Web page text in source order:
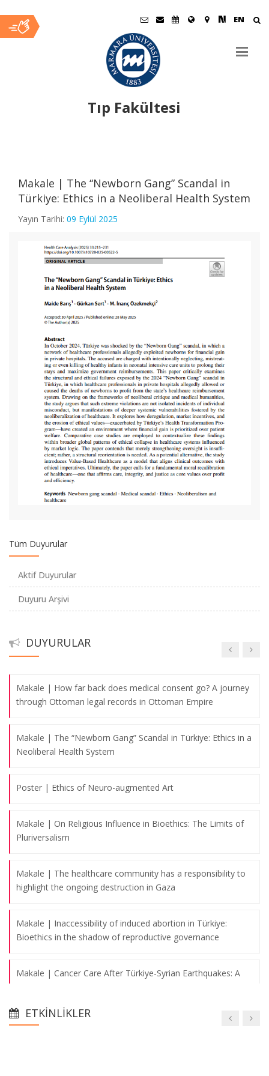
EN
Tıp Fakültesi
İçerikMakale | The “Newborn Gang” Scandal in
Türkiye: Ethics in a Neoliberal Health System
Yayın Tarihi: 09 Eylül 2025
Tüm Duyurular
Aktif Duyurular
Duyuru Arşivi
DUYURULAR
Doç. Dr. Gürkan Sert, Pembe İzler Kadın Kanserleri
Derneği'nin organize ettiği BREASTANBUL 2022 etkinliğine
"Türkiye’de kanserle yaşayan bireyler ve Covid-19 Pandemisi
araştırması" başlıklı konuşması ile katıldı
Doç. Dr. Gürkan Sert MEMEDER'in düzenlediği "Pembe
Festival 2022" de "Hasta Hakları" oturumuna konuşmacı
olarak katıldı
"Introduction to History of Medicine" dersi ile eğitim öğretim
yılına başladık
Anabilim Dalı Başkanımız Doç. Dr. Gürkan Sert'in "Çocuk
Göğüs Hastalıkları 6. Kongresi"nin "Çocuk Göğüs
Hastalıklarında Eğitimin Standardizasyonu, Özlük Haklarımız
Anabilim Dalı Başkanımız Doç. Dr. Gürkan Sert ve Anabilim
Dalı Eski Başkanımız Prof. Dr. Şefik Görkey tarafından kaleme
alınan, Wolters Kluwer yayın evi bünyesinde basılan "Medical
Law in Turkey" isimli kitabın 4. baskısı yayınlandı
MAKALE - Öğr. Gör. Dr. Orhan Önder - Objectivity in the
Makale | How far back does medical consent go? A journey
through Ottoman legal records in Ottoman Empire
Makale | The “Newborn Gang” Scandal in Türkiye: Ethics in a
Neoliberal Health System
Poster | Ethics of Neuro-augmented Art
Makale | On Religious Influence in Bioethics: The Limits of
Pluriversalism
Makale | The healthcare community has a responsibility to
highlight the ongoing destruction in Gaza
Makale | Inaccessibility of induced abortion in Türkiye:
Bioethics in the shadow of reproductive governance
Makale | Cancer Care After Türkiye-Syrian Earthquakes: A
Makale | Sağlık Hizmetlerinde Tanıtım ve Reklam
ETKINLIKLER